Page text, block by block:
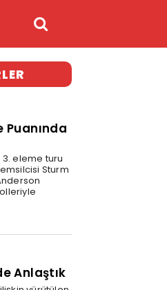
Puanında
3. eleme turu
Sturm
Anlaştık